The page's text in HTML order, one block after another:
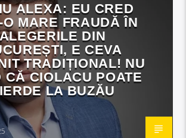
ALEXA: EU CRED
O MARE FRAUDĂ ÎN
DIN
E CEVA
TRADIȚIONAL! NU
CĂ CIOLACU POATE
LA BUZĂU